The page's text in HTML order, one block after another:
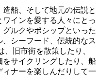
船、そして地元の伝説と
インを愛する人々にとっ
ルクやポシップといった
シーフード、伝統的なス
旧市街を散策したり、
サイクリングしたり、船
ナーを楽しんだりして一